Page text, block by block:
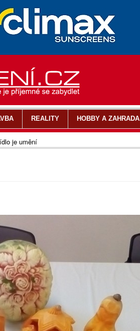
je umění
REALITY HOBBY A ZAHRADA